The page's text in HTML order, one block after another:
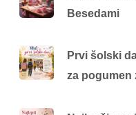
Besedami
Prvi šolski
za pogumen